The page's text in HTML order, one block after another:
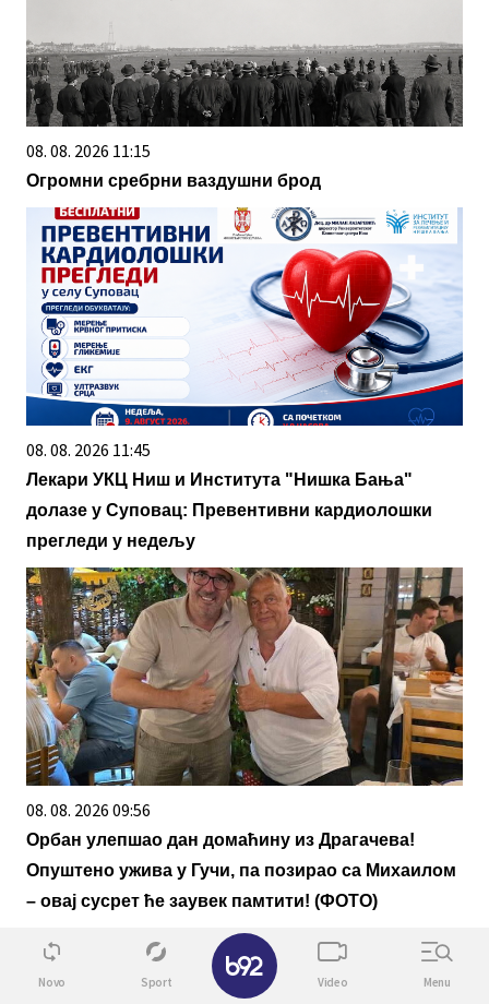
08. 08. 2026 11:15
Огромни сребрни ваздушни брод
08. 08. 2026 11:45
Лекари УКЦ Ниш и Института "Нишка Бања"
долазе у Суповац: Превентивни кардиолошки
прегледи у недељу
08. 08. 2026 09:56
Oрбан улепшао дан домаћину из Драгачева!
Опуштено ужива у Гучи, па позирао са Михаилом
– овај сусрет ће заувек памтити! (ФОТО)
Novo Sport Video Menu
✕